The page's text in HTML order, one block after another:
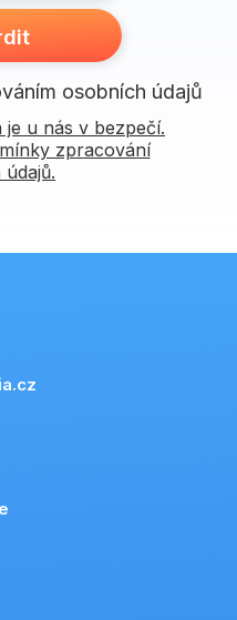
osobních údajů
je u nás v bezpečí.
zpracování